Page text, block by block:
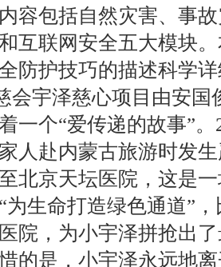
容包括自然灾害、事
互联网安全五大模块
防护技巧的描述科学
宇泽慈心项目由安国
一个“爱传递的故事”
人赴内蒙古旅游时发
北京天坛医院，这是
为生命打造绿色通道”
院，为小宇泽拼抢出
的是，小宇泽永远地